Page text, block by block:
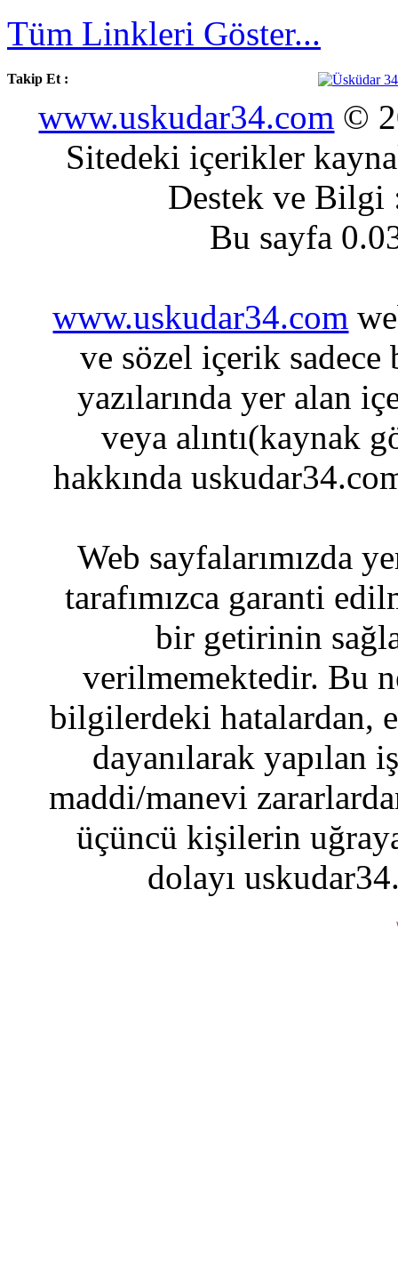
Tüm Linkleri Göster...
Takip Et :
www.uskudar34.com ©
Sitedeki içerikler
Destek ve
Bu sayfa
www.uskudar34.com
ve sözel içerik sadece
yazılarında yer alan
veya alıntı(kaynak
hakkında
Web sayfalarımızda
tarafımızca garanti
bir getirinin
verilmemektedir. Bu
bilgilerdeki hatalardan,
dayanılarak yapılan
maddi/manevi
üçüncü kişilerin
dolayı